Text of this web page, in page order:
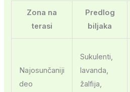
Zona na
terasi
Predlog
biljaka
Najosunčaniji
deo
Sukulenti,
lavanda,
žalfija,